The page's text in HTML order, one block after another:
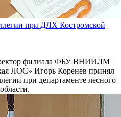
при ДЛХ Костромской
филиала ФБУ ВНИИЛМ
ЛОС» Игорь Коренев принял
при департаменте лесного